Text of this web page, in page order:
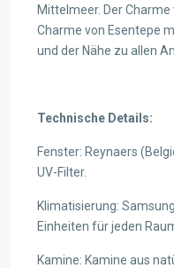
Mittelmeer. Der
Charme von Esentepe
und der Nähe zu allen
Technische Details:
Fenster: Reynaers
UV-Filter.
Klimatisierung:
Einheiten für jeden
Kamine: Kamine aus